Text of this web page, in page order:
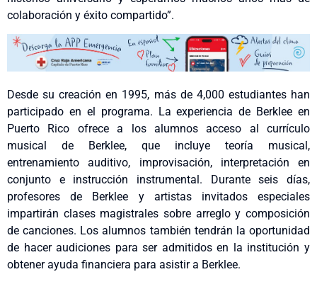
colaboración y éxito compartido”.
Desde su creación en 1995, más de 4,000 estudiantes han
participado en el programa. La experiencia de Berklee en
Puerto Rico ofrece a los alumnos acceso al currículo
musical de Berklee, que incluye teoría musical,
entrenamiento auditivo, improvisación, interpretación en
conjunto e instrucción instrumental. Durante seis días,
profesores de Berklee y artistas invitados especiales
impartirán clases magistrales sobre arreglo y composición
de canciones. Los alumnos también tendrán la oportunidad
de hacer audiciones para ser admitidos en la institución y
obtener ayuda financiera para asistir a Berklee.